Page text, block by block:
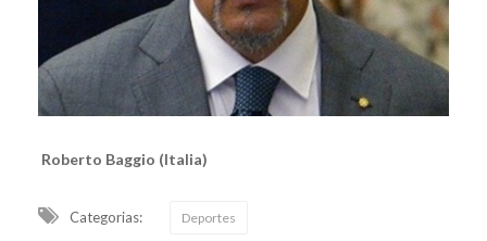
Roberto Baggio (Italia)
Categorias: Deportes